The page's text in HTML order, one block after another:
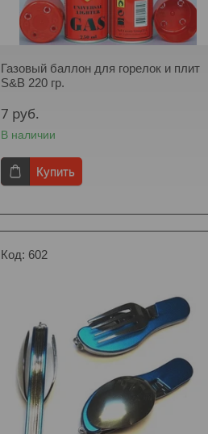
Газовый баллон для горелок и плит
S&B 220 гр.
7 руб.
В наличии
Купить
602